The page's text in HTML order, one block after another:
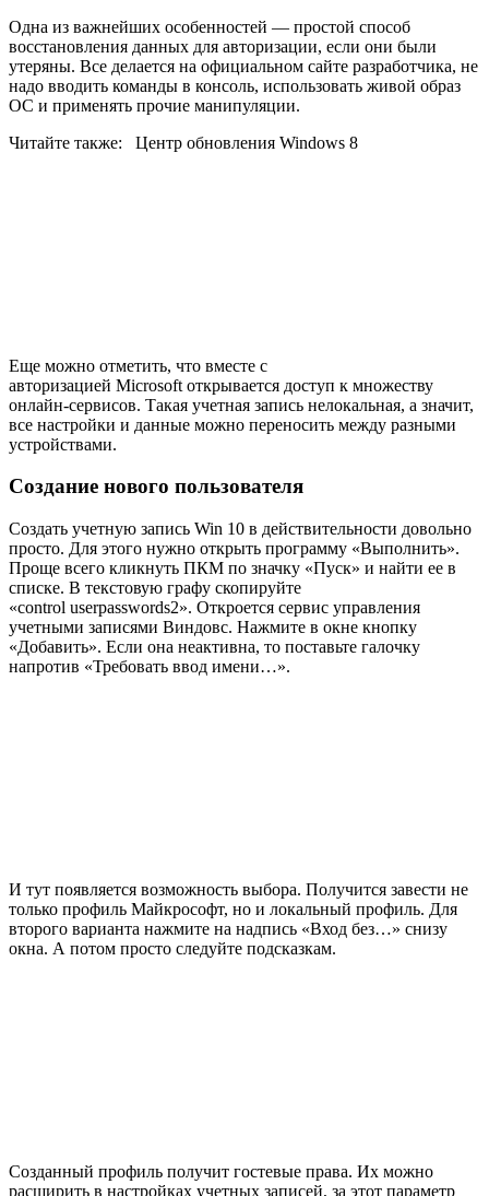
Одна из важнейших особенностей — простой способ
восстановления данных для авторизации, если они были
утеряны. Все делается на официальном сайте разработчика, не
надо вводить команды в консоль, использовать живой образ
ОС и применять прочие манипуляции.
Читайте также:
Центр обновления Windows 8
Еще можно отметить, что вместе с
авторизацией Microsoft открывается доступ к множеству
онлайн-сервисов. Такая учетная запись нелокальная, а значит,
все настройки и данные можно переносить между разными
устройствами.
Создание нового пользователя
Создать учетную запись Win 10 в действительности довольно
просто. Для этого нужно открыть программу «Выполнить».
Проще всего кликнуть ПКМ по значку «Пуск» и найти ее в
списке. В текстовую графу скопируйте
«control userpasswords2». Откроется сервис управления
учетными записями Виндовс. Нажмите в окне кнопку
«Добавить». Если она неактивна, то поставьте галочку
напротив «Требовать ввод имени…».
И тут появляется возможность выбора. Получится завести не
только профиль Майкрософт, но и локальный профиль. Для
второго варианта нажмите на надпись «Вход без…» снизу
окна. А потом просто следуйте подсказкам.
Созданный профиль получит гостевые права. Их можно
расширить в настройках учетных записей, за этот параметр